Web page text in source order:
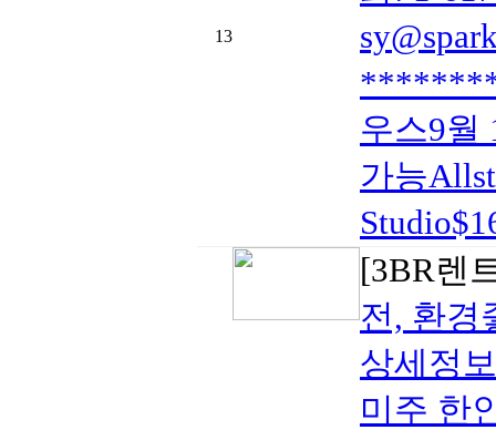
13
우스9월
가능
[3BR렌
전, 환경
상세정
미주 한